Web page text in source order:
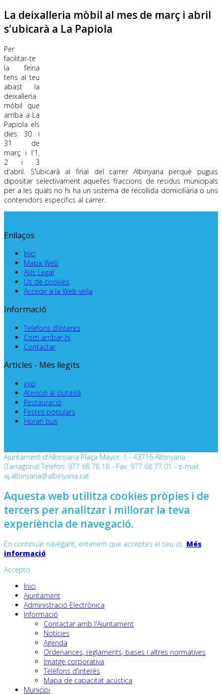
La deixalleria mòbil al mes de març i abril
s'ubicarà a La Papiola
Per
facilitar-te
la feina
tens al teu
abast la
deixalleria
mòbil que
arriba a La
Papiola els
dies 30 i
31 de
març i l'1,
2 i 3
d'abril. S'ubicarà al final del carrer Albinyana perquè puguis
dipositar selectivament aquelles fraccions de residus municipals
per a les quals no hi ha un sistema de recollida domiciliària o uns
contenidors específics al carrer.
Enllaços
Inici
Mapa Web
Avís Legal
Ús de cookies
Accedir a la Web vella
Informació
Telefons d'interes
Com arribar-hi
Contactar
Articles - Més llegits
inici
Atenció al ciutadà
Restauració
Festes populars
Horari bus
Ajuntament d'Albinyana Plaça Mayor, 1 - 43716 Albinyana
(Tarragona) Telèfon: 977 68 78 18 - Fax: 977 68 77 01 - e-mail:
aj.albinyana@albinyana.cat
Aquesta web utilitza cookies pròpies i de
tercers per analitzar i millorar la teva
experiència de navegació.
En continuar navegant, entenem que acceptes el seu ús. Més
informació
Accepto
Inici
Ajuntament
Administració Electrònica
Informació
Contactar amb l'Ajuntament
Notícies
Agenda
Ordenances, reglaments, bases i altres normatives
Imatge corporativa
Telèfons d'interès
Mapa de capacitat acústica
Municipi